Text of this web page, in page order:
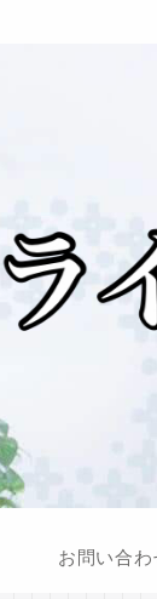
お問い合わ